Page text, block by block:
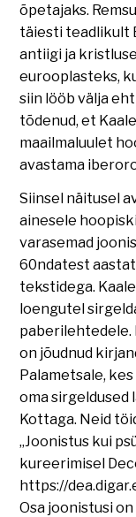
õpetajaks.
täiesti teadlikult
antiigi ja
eurooplasteks,
siin lööb välja
tõdenud, et
maailmaluulet
avastama
Siinsel näitusel
ainesele
varasemad
60ndatest
tekstidega.
loengutel
paberilehtedele.
on jõudnud
Palametsale,
oma sirgeldused
Kottaga. Neid
„Joonistus kui
kureerimisel
https://
Osa joonistusi